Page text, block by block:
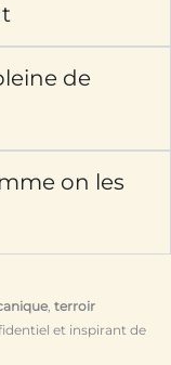
de
on les
, terroir
et inspirant de